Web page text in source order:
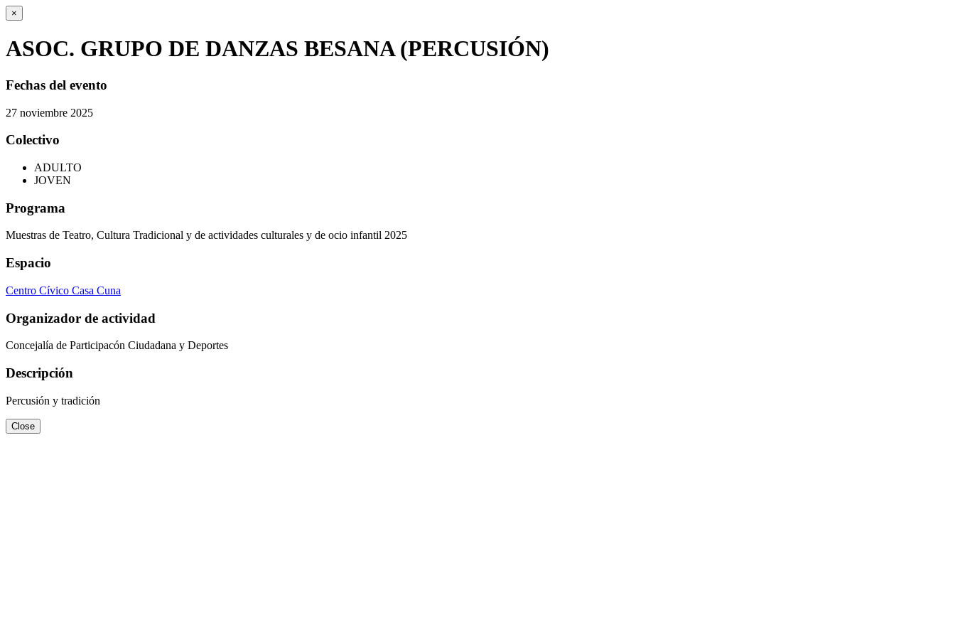
×
ASOC. GRUPO DE DANZAS BESANA (PERCUSIÓN)
Fechas del evento
27 noviembre 2025
Colectivo
ADULTO
JOVEN
Programa
Muestras de Teatro, Cultura Tradicional y de actividades culturales y de ocio infantil 2025
Espacio
Centro Cívico Casa Cuna
Organizador de actividad
Concejalía de Participacón Ciudadana y Deportes
Descripción
Percusión y tradición
Close